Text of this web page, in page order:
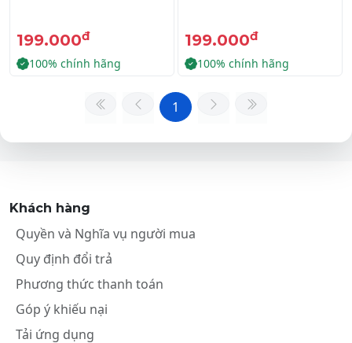
199.000đ
100% chính hãng
199.000đ
100% chính hãng
1
Khách hàng
Quyền và Nghĩa vụ người mua
Quy định đổi trả
Phương thức thanh toán
Góp ý khiếu nại
Tải ứng dụng